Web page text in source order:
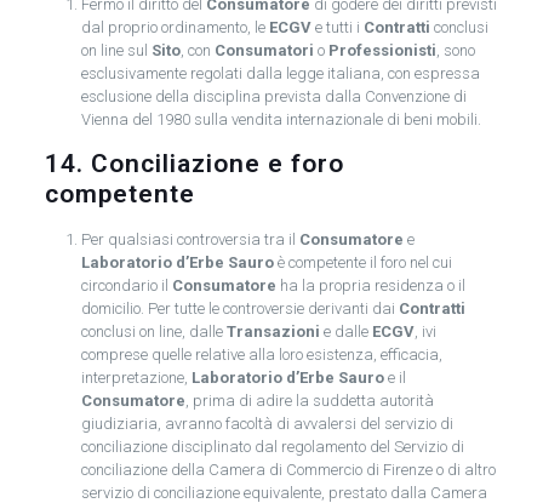
Fermo il diritto del Consumatore di godere dei diritti previsti
dal proprio ordinamento, le ECGVe tutti i Contratti conclusi
on line sul Sito, con Consumatori o Professionisti, sono
esclusivamente regolati dalla legge italiana, con espressa
esclusione della disciplina prevista dalla Convenzione di
Vienna del 1980 sulla vendita internazionale di beni mobili.
14. Conciliazione e foro
competente
Per qualsiasi controversia tra il Consumatore e
Laboratorio d’Erbe Sauroè competente il foro nel cui
circondario il Consumatore ha la propria residenza o il
domicilio. Per tutte le controversie derivanti dai Contratti
conclusi on line, dalle Transazioni e dalle ECGV, ivi
comprese quelle relative alla loro esistenza, efficacia,
interpretazione, Laboratorio d’Erbe Sauroe il
Consumatore, prima di adire la suddetta autorità
giudiziaria, avranno facoltà di avvalersi del servizio di
conciliazione disciplinato dal regolamento del Servizio di
conciliazione della Camera di Commercio di Firenze o di altro
servizio di conciliazione equivalente, prestato dalla Camera